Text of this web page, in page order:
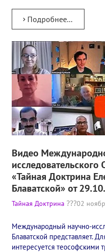
ПОДДЕРЖАТЬ ФОНД
Пожертвовать денежные
Стать волонтером
Стать партнером
КОНТАКТЫ
Подробнее...
Видео
«Тайная Доктрина
Блаватской» от
Тайная Доктрина 02
Международный научно-
Блаватской представляет.
интересуется теософскими